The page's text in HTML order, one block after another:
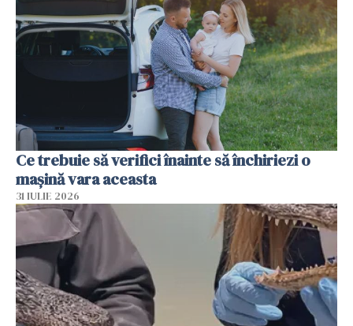
Ce trebuie să verifici înainte să închiriezi o
mașină vara aceasta
31 IULIE 2026